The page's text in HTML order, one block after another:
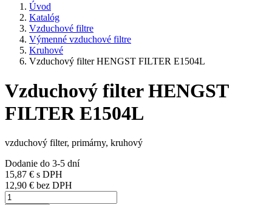
Úvod
Katalóg
Vzduchové filtre
Výmenné vzduchové filtre
Kruhové
Vzduchový filter HENGST FILTER E1504L
Vzduchový filter HENGST
FILTER E1504L
vzduchový filter, primárny, kruhový
Dodanie do 3-5 dní
15,87 € s DPH
12,90 € bez DPH